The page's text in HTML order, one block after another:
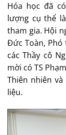
Hóa học đã
lượng cụ thể
tham gia. Hội
Đức Toàn,
các Thầy cô
mời có TS
Thiên nhiên và
liệu.